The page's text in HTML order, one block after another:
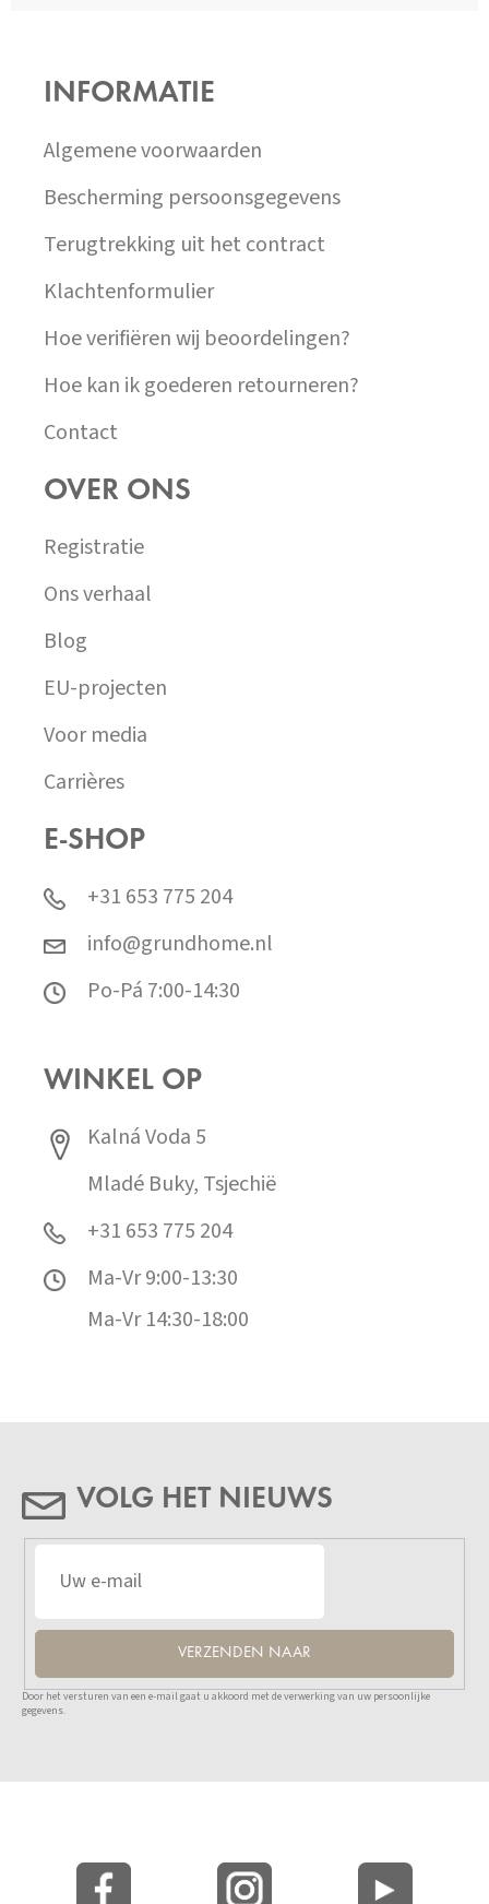
INFORMATIE
Algemene voorwaarden
Bescherming persoonsgegevens
Terugtrekking uit het contract
Klachtenformulier
Hoe verifiëren wij beoordelingen?
Hoe kan ik goederen retourneren?
Contact
OVER ONS
Registratie
Ons verhaal
Blog
EU-projecten
Voor media
Carrières
E-SHOP
+31 653 775 204
info@grundhome.nl
Po-Pá 7:00-14:30
WINKEL OP
Kalná Voda 5
Mladé Buky, Tsjechië
+31 653 775 204
Ma-Vr 9:00-13:30
Ma-Vr 14:30-18:00
VOLG HET NIEUWS
VERZENDEN NAAR
Door het versturen van een e-mail gaat u akkoord met de verwerking van uw persoonlijke
gegevens.